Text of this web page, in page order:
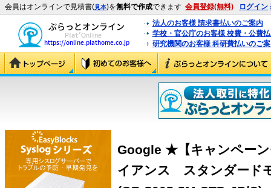
会員はオンラインで見積書(見本)を無料で作成できます 会員登録(無料) ログイン
法人のお客様 請求書払いのご案内
学校・官公庁のお客様 校費・公費
研究機関のお客様 科研費払いのご
Google ★【キャンペー
イアンス スタンダード